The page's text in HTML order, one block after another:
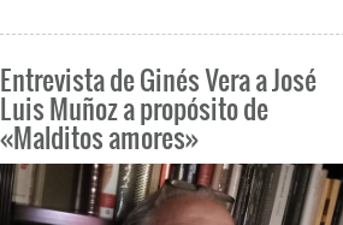
Entrevista de Ginés Vera a José
Luis Muñoz a propósito de
«Malditos amores»